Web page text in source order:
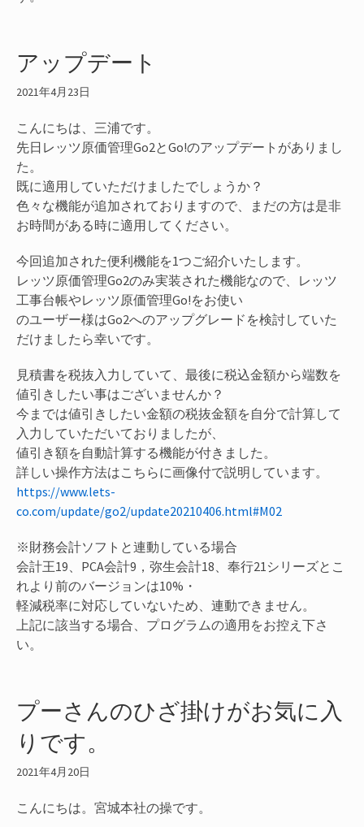
アップデート
2021年4月23日
こんにちは、三浦です。
先日レッツ原価管理Go2とGo!のアップデートがありまし
た。
既に適用していただけましたでしょうか？
色々な機能が追加されておりますので、まだの方は是非
お時間がある時に適用してください。
今回追加された便利機能を1つご紹介いたします。
レッツ原価管理Go2のみ実装された機能なので、レッツ
工事台帳やレッツ原価管理Go!をお使い
のユーザー様はGo2へのアップグレードを検討していた
だけましたら幸いです。
見積書を税抜入力していて、最後に税込金額から端数を
値引きしたい事はございませんか？
今までは値引きしたい金額の税抜金額を自分で計算して
入力していただいておりましたが、
値引き額を自動計算する機能が付きました。
詳しい操作方法はこちらに画像付で説明しています。
https://www.lets-
co.com/update/go2/update20210406.html#M02
※財務会計ソフトと連動している場合
会計王19、PCA会計9，弥生会計18、奉行21シリーズとこ
れより前のバージョンは10%・
軽減税率に対応していないため、連動できません。
上記に該当する場合、プログラムの適用をお控え下さ
い。
プーさんのひざ掛けがお気に入
りです。
2021年4月20日
こんにちは。宮城本社の操です。